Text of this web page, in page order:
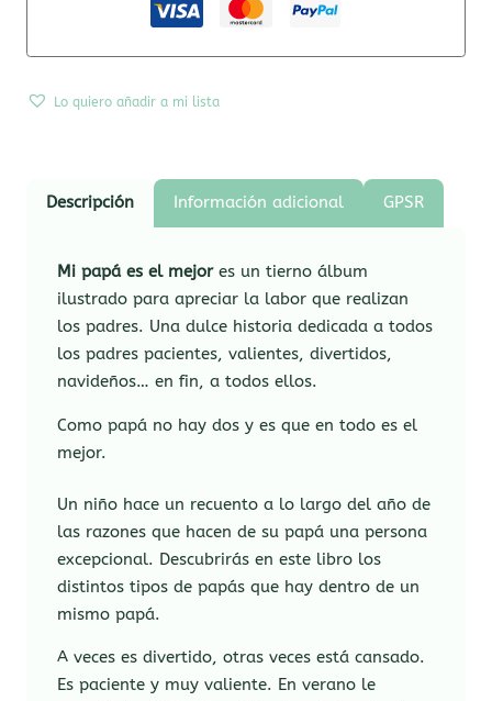
Lo quiero añadir a mi lista
Descripción Información adicional GPSR
Mi papá es el mejores un tierno álbum
ilustrado para apreciar la labor que realizan
los padres. Una dulce historia dedicada a todos
los padres pacientes, valientes, divertidos,
navideños… en fin, a todos ellos.
Como papá no hay dos y es que en todo es el
mejor.
Un niño hace un recuento a lo largo del año de
las razones que hacen de su papá una persona
excepcional. Descubrirás en este libro los
distintos tipos de papás que hay dentro de un
mismo papá.
A veces es divertido, otras veces está cansado.
Es paciente y muy valiente. En verano le